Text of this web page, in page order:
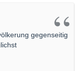
gegenseitig